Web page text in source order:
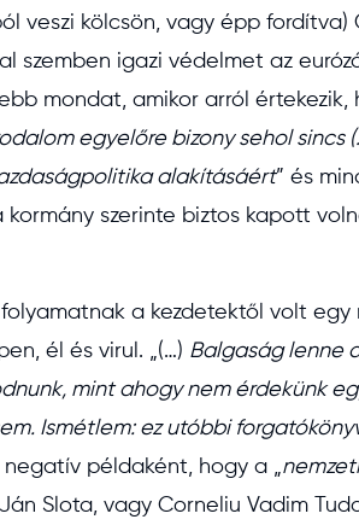
veszi kölcsön, vagy épp
szemben igazi védelmet az
mondat, amikor arról értekezik,
egyelőre bizony sehol sincs
alakításáért” és
kormány szerinte biztos kapott
a kezdetektől volt
él és virul. „(…) Balgaság lenne
mint ahogy nem érdekünk
Ismétlem: ez utóbbi
példaként, hogy a „
Slota, vagy Corneliu Vadim